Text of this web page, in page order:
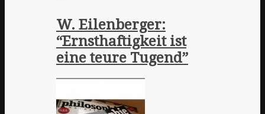
W. Eilenberger:
“Ernsthaftigkeit ist
eine teure Tugend”